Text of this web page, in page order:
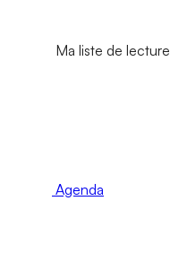
Ma liste de lecture
Agenda